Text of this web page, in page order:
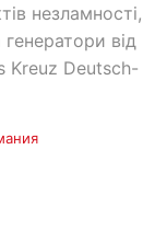
незламності,
від
Kreuz Deutsch-